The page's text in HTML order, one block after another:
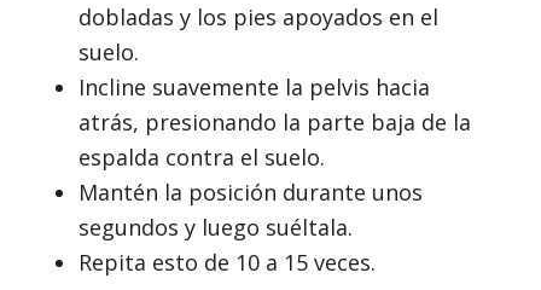
dobladas y los pies apoyados en el
suelo.
Incline suavemente la pelvis hacia
atrás, presionando la parte baja de la
espalda contra el suelo.
Mantén la posición durante unos
segundos y luego suéltala.
Repita esto de 10 a 15 veces.